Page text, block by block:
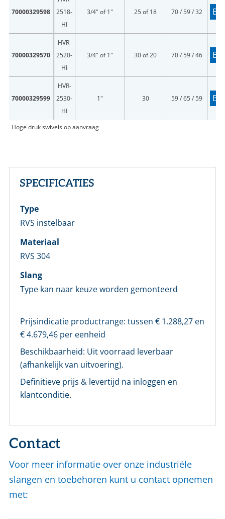
70000329598
2518-
HI
3/4" of 1" 25 of 18 70 / 59 / 32
70000329570
HVR-
2520-
HI
3/4" of 1" 30 of 20 70 / 59 / 46
70000329599
HVR-
2530-
HI
1" 30 59 / 65 / 59
Hoge druk swivels op aanvraag
SPECIFICATIES
Type
RVS instelbaar
Materiaal
RVS 304
Slang
Type kan naar keuze worden gemonteerd
Prijsindicatie productrange: tussen € 1.288,27 en
€4.679,46 per eenheid
Beschikbaarheid: Uit voorraad leverbaar
(afhankelijk van uitvoering).
Definitieve prijs & levertijd na inloggen en
klantconditie.
Contact
Voor meer informatie over onze industriële
slangen en toebehoren kunt u contact opnemen
met:
Vul onderstaand formulier in om in te loggen
E-mailadres *
Wachtwoord *
Login
Maak eerst een persoonlijk account aan